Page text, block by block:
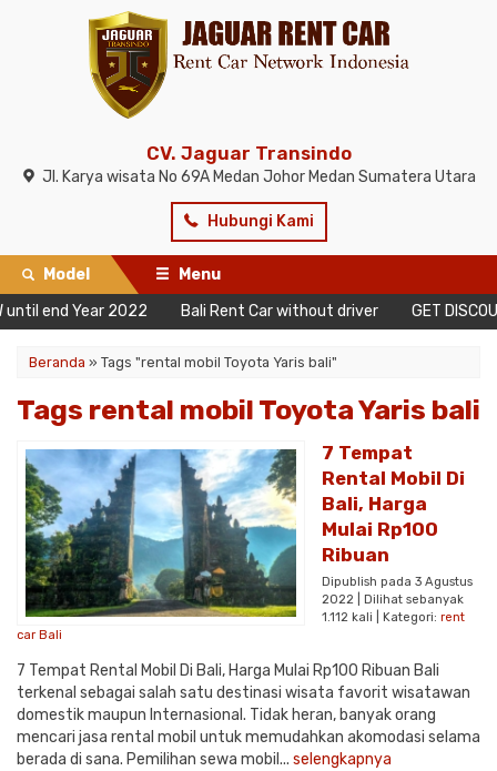
CV. Jaguar Transindo
Jl. Karya wisata No 69A Medan Johor Medan Sumatera Utara
Hubungi Kami
Model
Menu
until end Year 2022
Bali Rent Car without driver GET
Beranda » Tags "rental mobil Toyota Yaris bali"
Tags rental mobil Toyota Yaris bali
7 Tempat
Rental Mobil Di
Bali, Harga
Mulai Rp100
Ribuan
Dipublish pada 3 Agustus
2022 | Dilihat sebanyak
1.112 kali | Kategori: rent
car Bali
7 Tempat Rental Mobil Di Bali, Harga Mulai Rp100 Ribuan Bali
terkenal sebagai salah satu destinasi wisata favorit wisatawan
domestik maupun Internasional. Tidak heran, banyak orang
mencari jasa rental mobil untuk memudahkan akomodasi selama
berada di sana. Pemilihan sewa mobil... selengkapnya